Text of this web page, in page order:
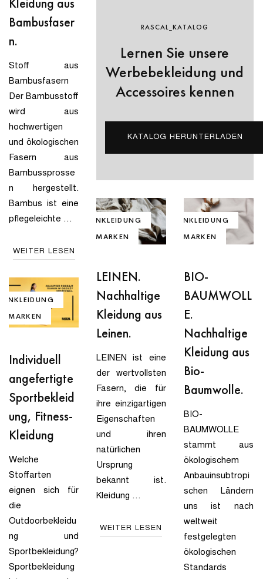
RASCAL_KATALOG
Lernen Sie unsere
Werbebekleidung und
Accessoires kennen
KATALOG HERUNTERLADEN
Bambusfaser
n.
Stoff aus
Bambusfasern
Der Bambusstoff
wird aus
hochwertigen
und ökologischen
Fasern aus
Bambussprosse
n hergestellt.
Bambus ist eine
pflegeleichte …
WEITER LESEN
FIRMENKLEIDUNG
MODEMARKEN
RATGEBER
LEINEN.
Nachhaltige
Kleidung aus
Leinen.
LEINEN ist eine
der wertvollsten
Fasern, die für
ihre einzigartigen
Eigenschaften
und ihren
natürlichen
Ursprung
bekannt ist.
Kleidung …
WEITER LESEN
FIRMENKLEIDUNG
MODEMARKEN
BIO-
BAUMWOLL
E.
Nachhaltige
Kleidung aus
Bio-
Baumwolle.
BIO-
BAUMWOLLE
stammt aus
ökologischem
Anbauinsubtropi
schen Ländern
uns ist nach
weltweit
festgelegten
ökologischen
Standards
Individuell
angefertigte
Sportbekleid
ung, Fitness-
Kleidung
Welche
Stoffarten
eignen sich für
die
Outdoorbekleidu
ng und
Sportbekleidung?
Sportbekleidung